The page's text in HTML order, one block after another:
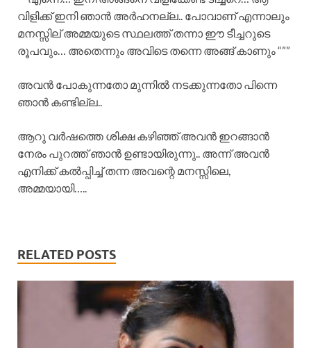
വിളിക്ക് ഇനി ഞാൻ അർഹനല്ല.. പോവാണ് എന്നാലും
മനസ്സില് അമ്മയുടെ സ്ഥലത്ത് തന്നാ ഈ ടീച്ചറുടെ
രൂപവും… അതെന്നും അവിടെ തന്നെ അങ്ങ് കാണും “””
അവൻ പോകുന്നതോ മുന്നിൽ നടക്കുന്നതോ പിന്നെ
ഞാൻ കണ്ടില്ല..
ആറു വർഷത്തെ ശിക്ഷ കഴിഞ്ഞ് അവൻ ഇറങ്ങാൻ
നേരം പുറത്ത് ഞാൻ ഉണ്ടായിരുന്നു.. അന്ന് അവൻ
എനിക്ക് കൽപ്പിച്ച് തന്ന അവന്റെ മനസ്സിലെ,
അമ്മയായി…..
RELATED POSTS